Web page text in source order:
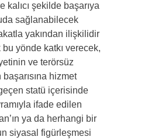
kalıcı şekilde başarıya
sağlanabilecek
yakından ilişkilidir
yönde katkı verecek,
ve terörsüz
hizmet
statü içerisinde
ifade edilen
ya da herhangi bir
siyasal figürleşmesi